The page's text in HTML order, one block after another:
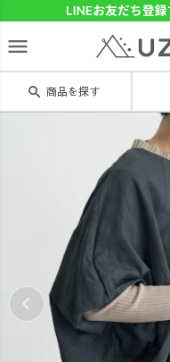
menu
search 商品を探す